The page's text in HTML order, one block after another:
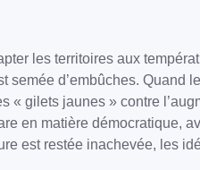
les territoires aux
d’embûches. Quand
gilets jaunes » contre
en matière démocratique,
est restée inachevée, les